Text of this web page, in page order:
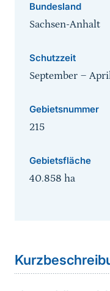
Bundesland
Sachsen-Anhalt
Schutzzeit
September ‒
Gebietsnummer
215
Gebietsfläche
40.858 ha